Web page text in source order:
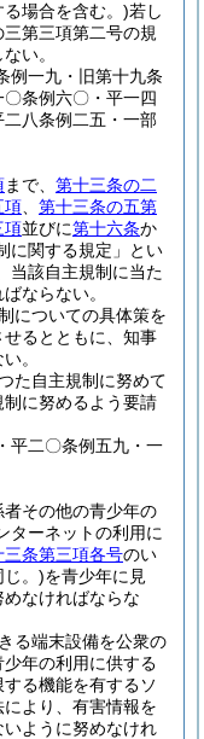
場合を含む。)若し
第三項第二号の規
い。
例一九・旧第十九条
条例六〇・平一四
八条例二五・一部
まで、 第十三条の二
項
第十三条の五第
項並びに第十六条か
に関する規定」とい
当該自主規制に当た
ならない。
についての具体策を
るとともに、知事
。
た自主規制に努めて
に努めるよう要請
平二〇条例五九・一
その他の青少年の
ターネットの利用に
三条第三項各号のい
じ。)を青少年に見
なければならな
る端末設備を公衆の
年の利用に供する
る機能を有するソ
より、有害情報を
ように努めなけれ